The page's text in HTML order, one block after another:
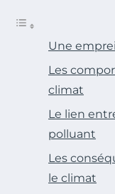
Une
Les
climat
Le lien
polluant
Les
le climat